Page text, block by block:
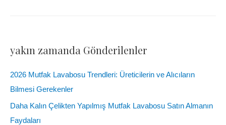
yakın zamanda Gönderilenler
2026 Mutfak Lavabosu Trendleri: Üreticilerin ve Alıcıların
Bilmesi Gerekenler
Daha Kalın Çelikten Yapılmış Mutfak Lavabosu Satın Almanın
Faydaları